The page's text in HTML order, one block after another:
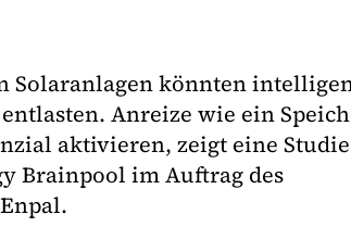
Solaranlagen könnten
Anreize wie ein
aktivieren, zeigt eine
Brainpool im Auftrag des